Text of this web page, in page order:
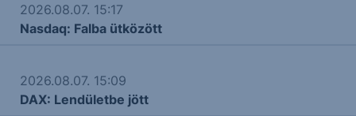
2026.08.07. 15:17
Nasdaq: Falba ütközött
2026.08.07. 15:09
DAX: Lendületbe jött